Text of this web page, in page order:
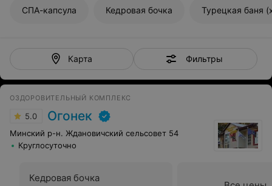
СПА-капсула Кедровая бочка Турецкая баня
Карта Фильтры
ОЗДОРОВИТЕЛЬНЫЙ КОМПЛЕКС
5.0 Огонек
Минский р-н. Ждановичский сельсовет 54
Круглосуточно
Кедровая бочка